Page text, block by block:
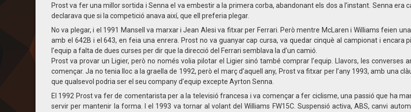
Prost va fer una millor sortida i Senna el va embestir a la primera corba, abandonant els dos a l’instant. Senna era
declarava que si la competició anava així, que ell preferia plegar.
No va plegar, i el 1991 Mansell va marxar i Jean Alesi va fitxar per Ferrari. Però mentre McLaren i Williams feien
amb el 642B i el 643, en feia una enrera. Prost no va guanyar cap cursa, va quedar cinquè al campionat i encara
l’equip a falta de dues curses per dir que la direcció del Ferrari semblava la d’un camió.
Prost va provar un Ligier, però no només volia pilotar el Ligier sinó també comprar l’equip. Llavors, les converses
començar. Ja no tenia lloc a la graella de 1992, però el març d’aquell any, Prost va fitxar per l’any 1993, amb una
que qualsevol podria ser el seu company d’equip excepte Ayrton Senna.
El 1992 Prost va fer de comentarista per a la televisió francesa i va començar a fer ciclisme, una passió que ha
servir per mantenir la forma. I el 1993 va tornar al volant del Williams FW15C. Suspensió activa, ABS, canvi